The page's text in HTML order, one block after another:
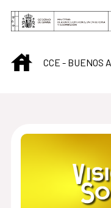
Saltar al contenido
INICIOCCE - BUENOS